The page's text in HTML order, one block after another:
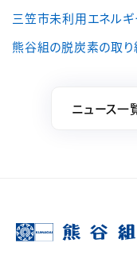
三笠市未利用エネル
熊谷組の脱炭素の取り
ニュース一